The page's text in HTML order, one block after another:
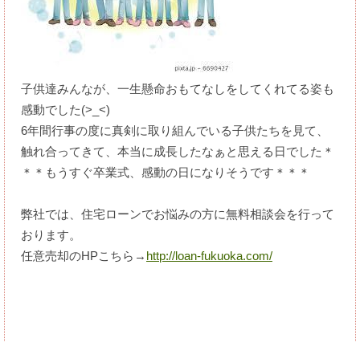
子供達みんなが、一生懸命おもてなしをしてくれてる姿も
感動でした(>_<)
6年間行事の度に真剣に取り組んでいる子供たちを見て、
触れ合ってきて、本当に成長したなぁと思える日でした＊
＊＊もうすぐ卒業式、感動の日になりそうです＊＊＊
弊社では、住宅ローンでお悩みの方に無料相談会を行って
おります。
任意売却のHPこちら→ http://loan-fukuoka.com/